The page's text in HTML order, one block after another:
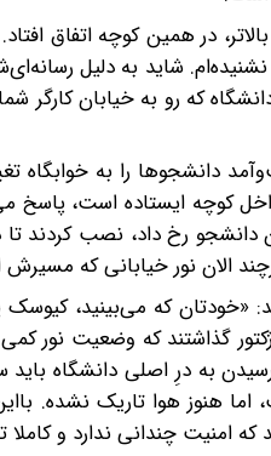
در همین کوچه اتفاق
شاید به دلیل
که رو به خیابان کارگر
دانشجوها را به خوابگاه
کوچه ایستاده است،
دانشجو رخ داد، نصب کردند
الان نور خیابانی که
که می‌بینید، کیوسک
گذاشتند که وضعیت نور
به درِ اصلی دانشگاه باید
اما هنوز هوا تاریک نشده.
امنیت چندانی ندارد و